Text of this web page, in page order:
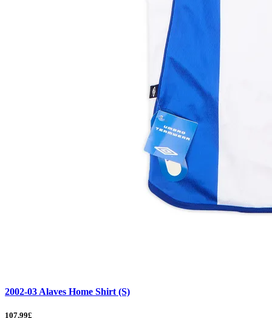
2002-03 Alaves Home Shirt (S)
107.99£